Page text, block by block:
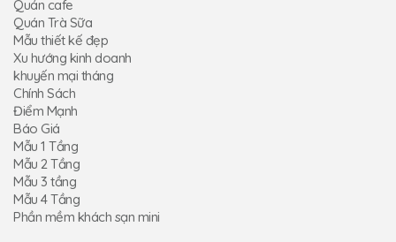
Quán cafe
Quán Trà Sữa
Mẫu thiết kế đẹp
Xu hướng kinh doanh
khuyến mại tháng
Chính Sách
Điểm Mạnh
Báo Giá
Mẫu 1 Tầng
Mẫu 2 Tầng
Mẫu 3 tầng
Mẫu 4 Tầng
Phần mềm khách sạn mini